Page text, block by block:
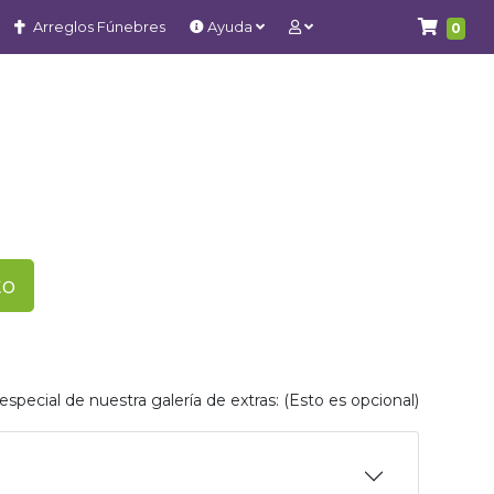
0
Arreglos Fúnebres Ayuda
de nuestra galería de extras: (Esto es opcional)